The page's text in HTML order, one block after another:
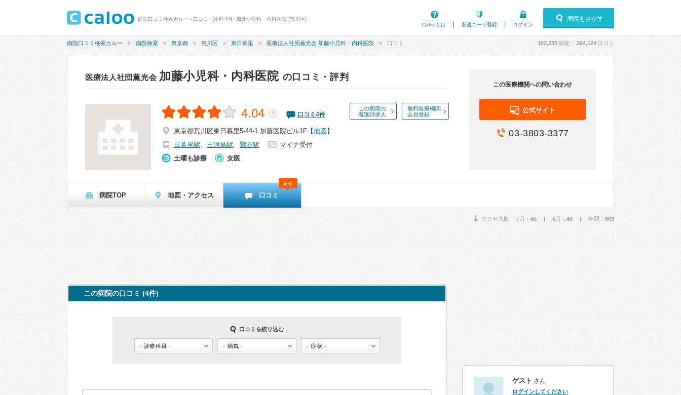
病院口コミ検索カルー - 口コミ・評判 4件: 加藤小児科・内科医院 (荒川区)
Calooとは
新規ユーザ登録 ログイン
病院をさがす
病院口コミ検索カルー 病院検索 東京都 荒川区 東日暮里 医療法人社団薫光会 加藤小児科・内科医院 口コミ 182,230病院・ 264,124 口コミ
医療法人社団薫光会 加藤小児科・内科医院 の口コミ・評判
この病院の
看護師求人
無料医療機関
会員登録
4.04 ？ 口コミ 4件
東京都荒川区東日暮里5-44-1 加藤医院ビル1F 【地図 】
日暮里駅、 三河島駅、 鶯谷駅
マイナ受付
土曜も診療
女医
この医療機関への問い合わせ
公式サイト
03-3803-3377
病院TOP 地図・アクセス 口コミ
4件
アクセス数 7月： 45 | 6月： 49 | 年間： 669
この病院の口コミ (4件)
口コミを絞り込む
ゲスト さん
ログインしてください